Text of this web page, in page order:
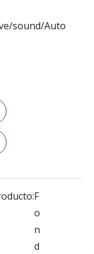
sound/Auto
F
o
n
d